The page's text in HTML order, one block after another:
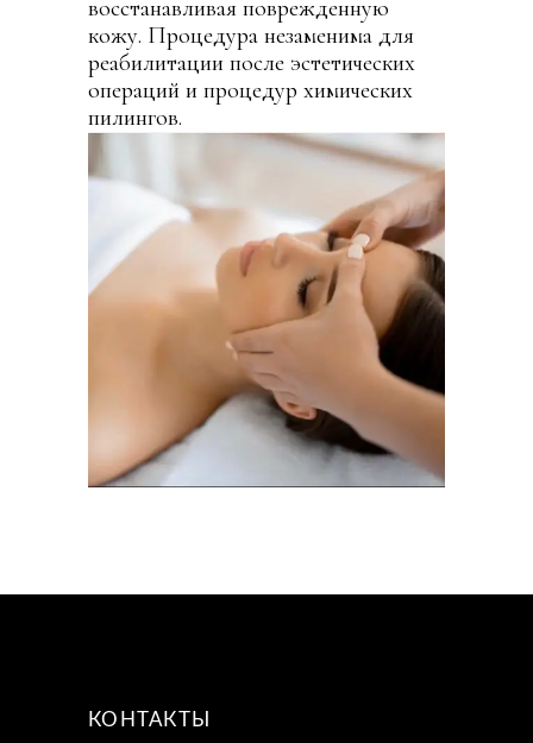
восстанавливая поврежденную
кожу. Процедура незаменима для
реабилитации после эстетических
операций и процедур химических
пилингов.
КОНТАКТЫ